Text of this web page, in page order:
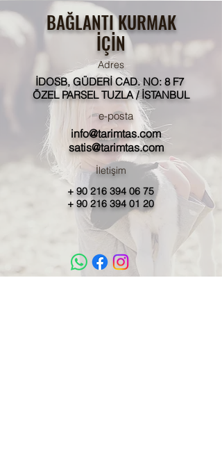
BAĞLANTI KURMAK
İÇİN
Adres
İDOSB, GÜDERİ CAD. NO: 8 F7
ÖZEL PARSEL TUZLA / İSTANBUL
e-posta
info@tarimtas.com
satis@tarimtas.com
İletişim
+ 90 216 394 06 75
+ 90 216 394 01 20